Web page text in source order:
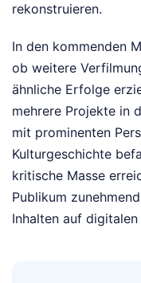
rekonstruieren.
In den kommenden
ob weitere
ähnliche Erfolge
mehrere Projekte in
mit prominenten
Kulturgeschichte
kritische Masse
Publikum
Inhalten auf